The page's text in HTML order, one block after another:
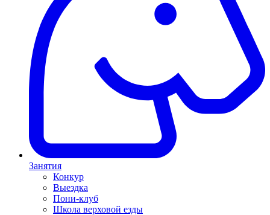
Занятия
Конкур
Выездка
Пони-клуб
Школа верховой езды